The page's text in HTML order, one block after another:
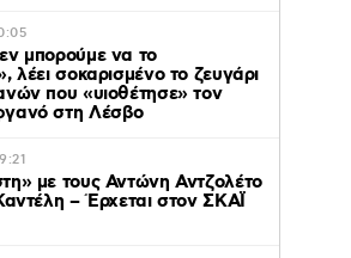
μπορούμε να το
λέει σοκαρισμένο το ζευγάρι
που «υιοθέτησε» τον
στη Λέσβο
με τους Αντώνη Αντζολέτο
– Έρχεται στον ΣΚΑΪ